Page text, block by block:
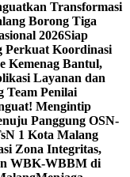
Transformasi
Borong Tiga
2026Siap
Perkuat Koordinasi
Kemenag Bantul,
Layanan dan
Team Penilai
Mengintip
Panggung OSN-
1 Kota Malang
Zona Integritas,
WBK-WBBM di